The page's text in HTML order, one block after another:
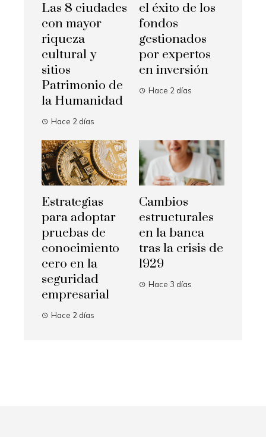
Las 8 ciudades
con mayor
riqueza
cultural y
sitios
Patrimonio de
la Humanidad
Hace 2 días
el éxito de los
fondos
gestionados
por expertos
en inversión
Hace 2 días
Estrategias
para adoptar
pruebas de
conocimiento
cero en la
seguridad
empresarial
Hace 2 días
Cambios
estructurales
en la banca
tras la crisis de
1929
Hace 3 días